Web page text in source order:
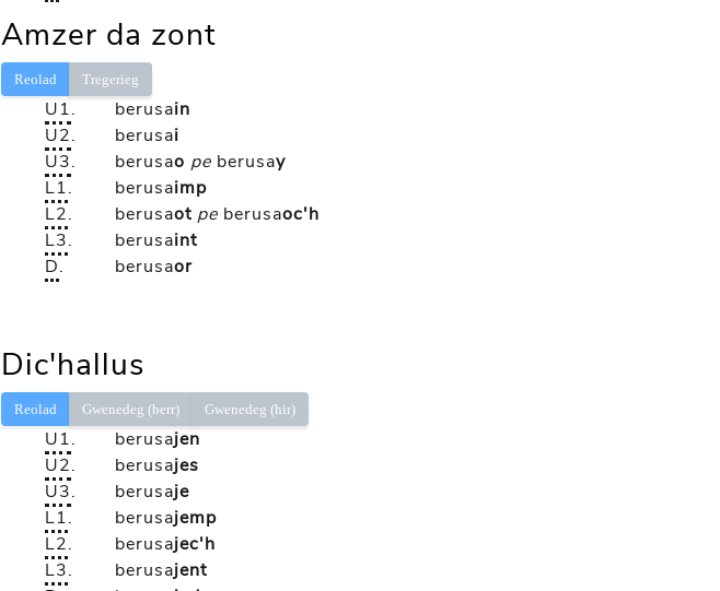
Amzer da zont
Reolad Tregerieg
U1. berusain
U2. berusai
U3. berusao pe berusay
L1. berusaimp
L2. berusaot pe berusaoc'h
L3. berusaint
D. berusaor
Dic'hallus
Reolad Gwenedeg (berr) Gwenedeg (hir)
U1. berusajen
U2. berusajes
U3. berusaje
L1. berusajemp
L2. berusajec'h
L3. berusajent